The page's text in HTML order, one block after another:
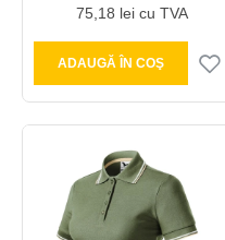
75,18 lei cu TVA
ADAUGĂ ÎN COŞ